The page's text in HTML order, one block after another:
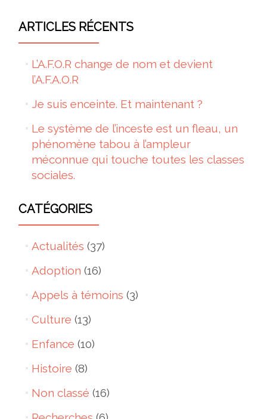
ARTICLES RÉCENTS
L’A.F.O.R change de nom et devient
l’A.F.A.O.R
Je suis enceinte. Et maintenant ?
Le système de l’inceste est un fleau, un
phénomène tabou à l’ampleur
méconnue qui touche toutes les classes
sociales.
CATÉGORIES
Actualités (37)
Adoption (16)
Appels à témoins (3)
Culture (13)
Enfance (10)
Histoire (8)
Non classé (16)